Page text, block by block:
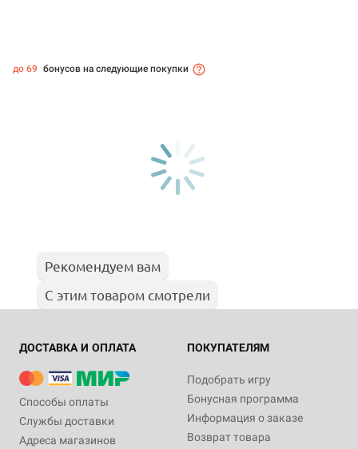
до 69 бонусов на следующие покупки
Рекомендуем вам
С этим товаром смотрели
ДОСТАВКА И ОПЛАТА
Способы оплаты
Службы доставки
Адреса магазинов
ПОКУПАТЕЛЯМ
Подобрать игру
Бонусная программа
Информация о заказе
Возврат товара